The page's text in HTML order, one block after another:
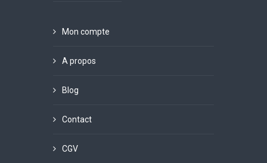
Mon compte
A propos
Blog
Contact
CGV